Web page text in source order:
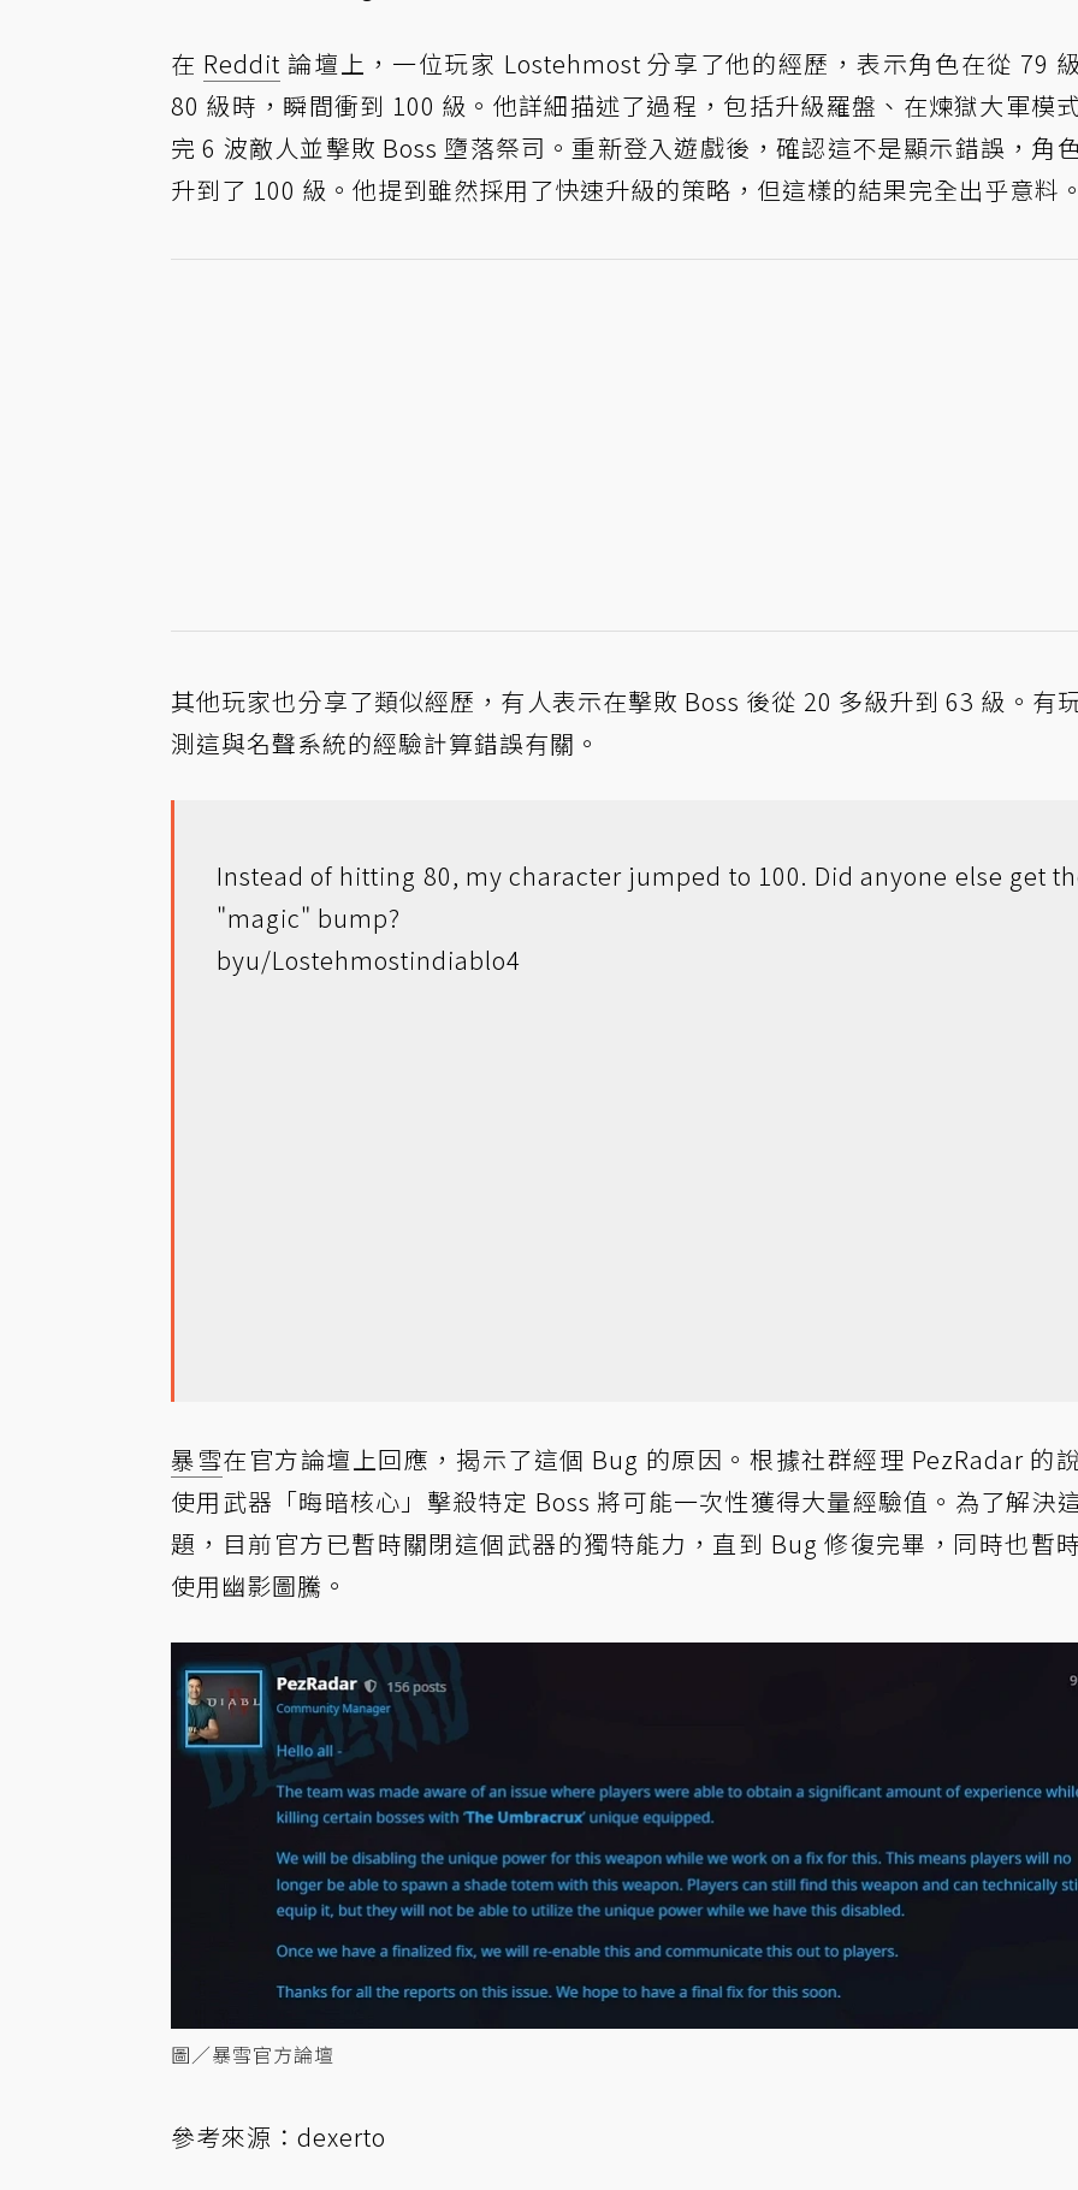
在 Reddit 論壇上，一位玩家 Lostehmost 分享了他的經歷，表示角色在從 79
80 級時，瞬間衝到 100 級。他詳細描述了過程，包括升級羅盤、在煉獄大軍模
完 6 波敵人並擊敗 Boss 墮落祭司。重新登入遊戲後，確認這不是顯示錯誤，角
升到了 100 級。他提到雖然採用了快速升級的策略，但這樣的結果完全出乎意料。
其他玩家也分享了類似經歷，有人表示在擊敗 Boss 後從 20 多級升到 63 級。有
測這與名聲系統的經驗計算錯誤有關。
Instead of hitting 80, my character jumped to 100. Did anyone else get
"magic" bump?
byu/Lostehmostindiablo4
暴雪在官方論壇上回應，揭示了這個 Bug 的原因。根據社群經理 PezRadar 的
使用武器「晦暗核心」擊殺特定 Boss 將可能一次性獲得大量經驗值。為了解決
題，目前官方已暫時關閉這個武器的獨特能力，直到 Bug 修復完畢，同時也暫
使用幽影圖騰。
圖／暴雪官方論壇
參考來源： dexerto